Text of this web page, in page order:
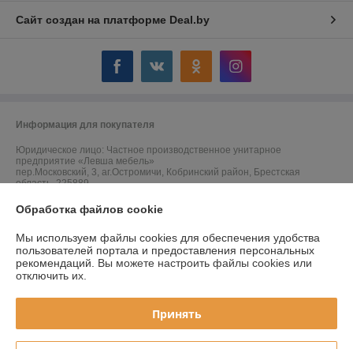
Сайт создан на платформе Deal.by
Информация для покупателя
Юридическое лицо: Частное производственное унитарное
предприятие «Левша мебель»
пер.Московский, 3, аг.Остромичи, Кобринский район, Брестская
область, 225889
Регистрационный номер ЕГР: 291744464
УНП: 291744464
Регистрационный орган: Кобринский районный исполнительный
комитет
Ссылка на свидетельство/лицензию
Ссылка на свидетельство/лицензию
Обработка файлов cookie
Мы используем файлы cookies для обеспечения удобства
пользователей портала и предоставления персональных
рекомендаций. Вы можете настроить файлы cookies или
отключить их.
Принять